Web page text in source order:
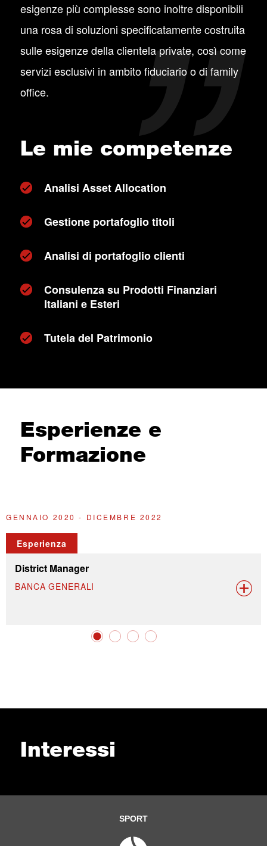
esigenze più complesse sono inoltre disponibili
una rosa di soluzioni specificatamente costruita
sulle esigenze della clientela private, così come
servizi esclusivi in ambito fiduciario o di family
office.
Le mie competenze
Analisi Asset Allocation
Gestione portafoglio titoli
Analisi di portafoglio clienti
Consulenza su Prodotti Finanziari
Italiani e Esteri
Tutela del Patrimonio
Esperienze e
Formazione
GENNAIO 2020 - DICEMBRE 2022
Esperienza
District Manager
BANCA GENERALI
Interessi
SPORT